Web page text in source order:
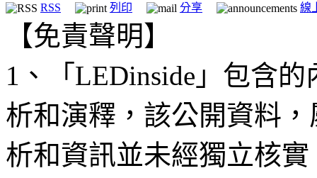
RSS 列印 分享 線
【免責聲明】
1、「LEDinside」包含
析和演釋，該公開資料
析和資訊並未經獨立核